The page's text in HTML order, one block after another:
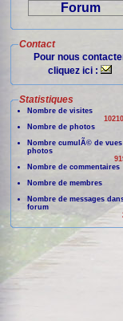
Forum
Contact
Pour nous
cliquez ici :
Statistiques
Nombre de visites
Nombre de photos
Nombre cumulÃ© de
photos
Nombre de commentaires
Nombre de membres
Nombre de messages
forum